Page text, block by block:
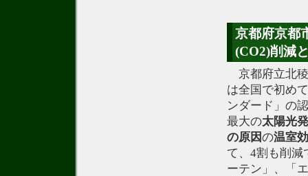
京都府京都
(CO2)削減
京都府立北
は全国で初め
ンダード」の
最大の太陽光
の原因の温室
て、4割も削減
ーテン」、「